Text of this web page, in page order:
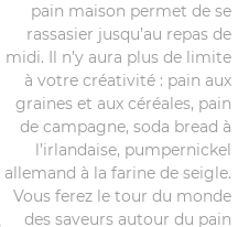
pain maison permet de se
rassasier jusqu’au repas de
midi. Il n’y aura plus de limite
à votre créativité : pain aux
graines et aux céréales, pain
de campagne, soda bread à
l’irlandaise, pumpernickel
allemand à la farine de seigle.
Vous ferez le tour du monde
des saveurs autour du pain